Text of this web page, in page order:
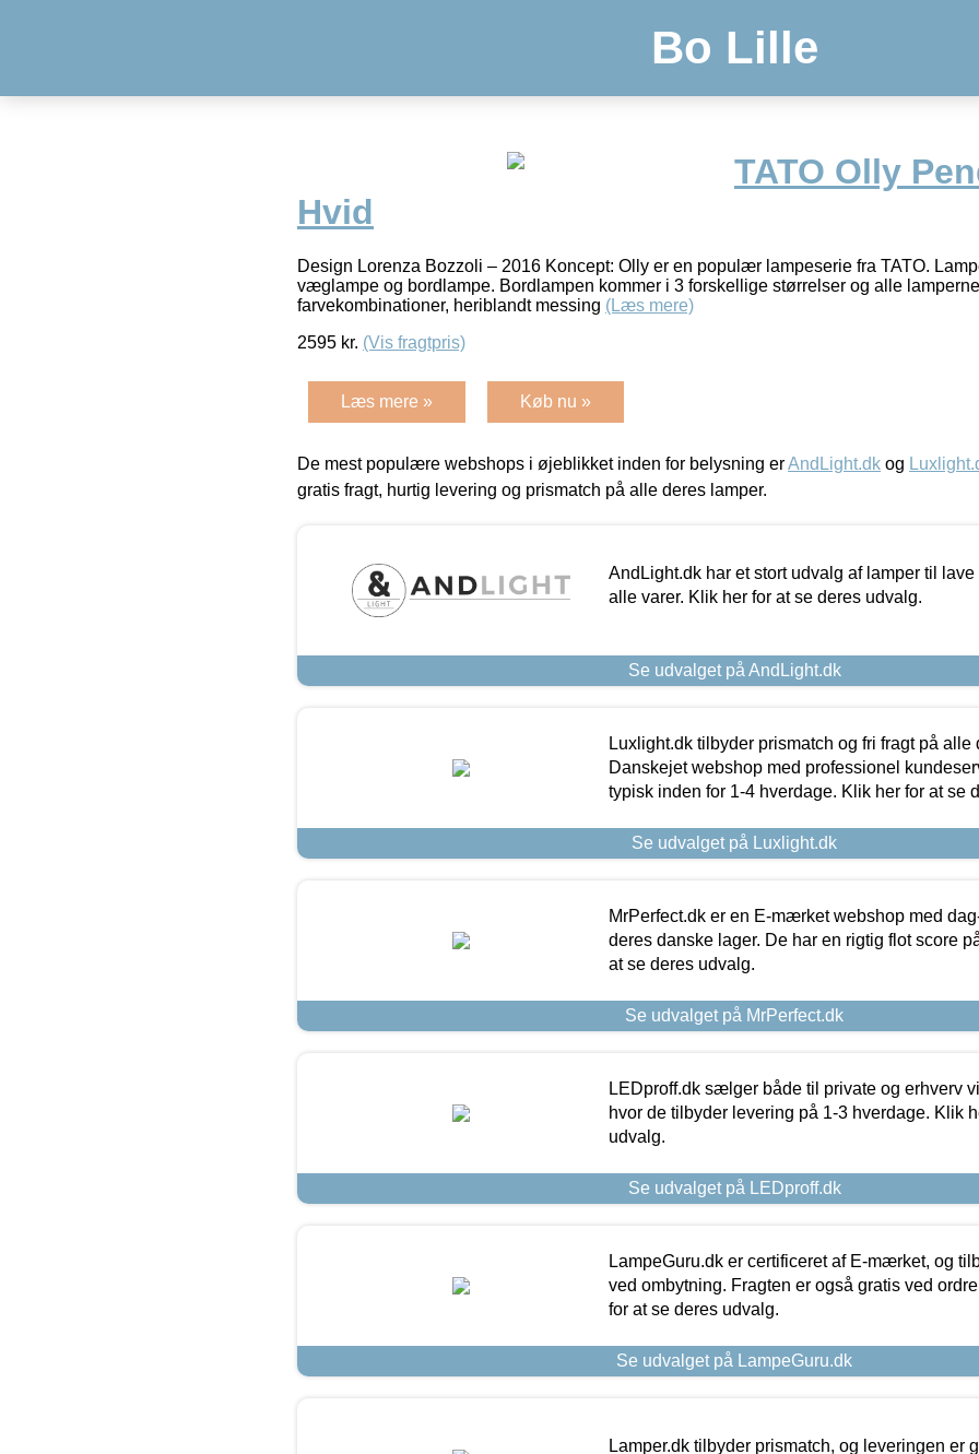
Bo Lille
TATO Olly
Hvid
Design Lorenza Bozzoli – 2016 Koncept: Olly er en populær lampeserie fra TATO.
væglampe og bordlampe. Bordlampen kommer i 3 forskellige størrelser og alle
farvekombinationer, heriblandt messing (Læs mere)
2595 kr. (Vis fragtpris)
Læs mere » Køb nu »
De mest populære webshops i øjeblikket inden for belysning erAndLight.dk og
gratis fragt, hurtig levering og prismatch på alle deres lamper.
AndLight.dk har et stort udvalg af lamper til lave
alle varer. Klik her for at se deres udvalg.
Se udvalget på AndLight.dk
Luxlight.dk tilbyder prismatch og fri fragt på alle
Danskejet webshop med professionel
typisk inden for 1-4 hverdage. Klik her for at se
Se udvalget på Luxlight.dk
MrPerfect.dk er en E-mærket webshop med
deres danske lager. De har en rigtig flot score
at se deres udvalg.
Se udvalget på MrPerfect.dk
LEDproff.dk sælger både til private og erhverv
hvor de tilbyder levering på 1-3 hverdage. Klik
udvalg.
Se udvalget på LEDproff.dk
LampeGuru.dk er certificeret af E-mærket, og
ved ombytning. Fragten er også gratis ved
for at se deres udvalg.
Se udvalget på LampeGuru.dk
Lamper.dk tilbyder prismatch, og leveringen er